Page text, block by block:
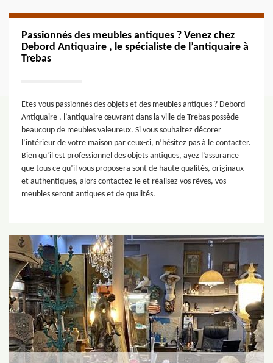
Passionnés des meubles antiques ? Venez chez
Debord Antiquaire , le spécialiste de l’antiquaire à
Trebas
Etes-vous passionnés des objets et des meubles antiques ? Debord
Antiquaire , l’antiquaire œuvrant dans la ville de Trebas possède
beaucoup de meubles valeureux. Si vous souhaitez décorer
l’intérieur de votre maison par ceux-ci, n’hésitez pas à le contacter.
Bien qu’il est professionnel des objets antiques, ayez l’assurance
que tous ce qu’il vous proposera sont de haute qualités, originaux
et authentiques, alors contactez-le et réalisez vos rêves, vos
meubles seront antiques et de qualités.